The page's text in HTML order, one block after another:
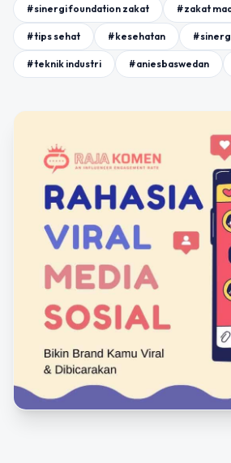
#sinergi foundation zakat #zakat
#tips sehat #kesehatan
#teknik industri #aniesbaswedan